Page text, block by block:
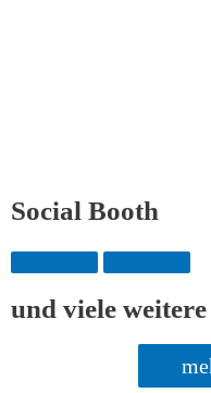
Social Booth
und viele